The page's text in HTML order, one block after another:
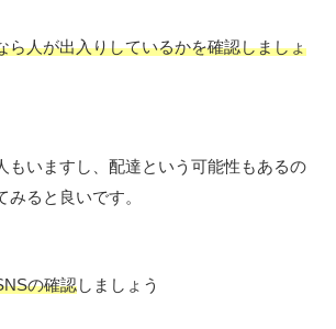
ら人が出入りしているかを確認しましょ
いますし、配達という可能性もあるの
ると良いです。
の確認しましょう